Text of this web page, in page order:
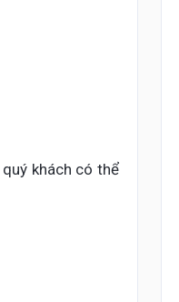
khách có thể